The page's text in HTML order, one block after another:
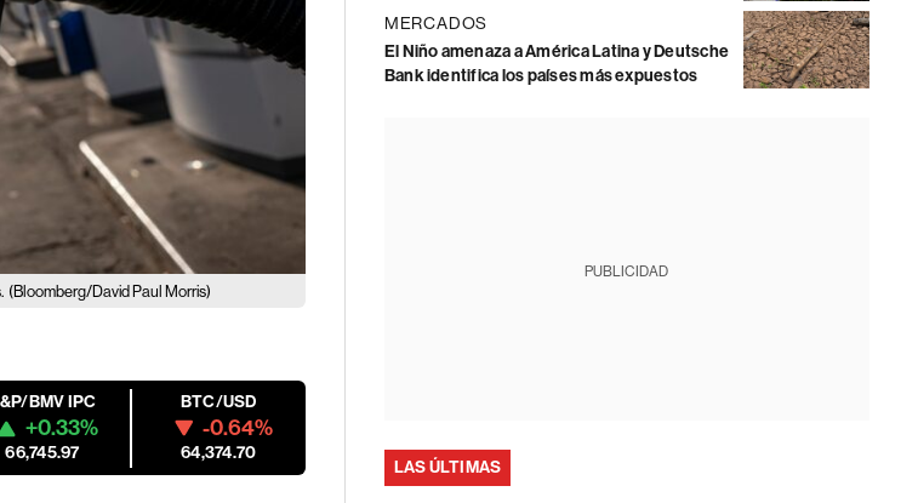
(Bloomberg/David Paul Morris)
BMV IPC
+0.33%
66,745.97
BTC/USD
-0.64%
64,374.70
MERCADOS
El Niño amenaza a América Latina y Deutsche
Bank identifica los países más expuestos
PUBLICIDAD
LAS ÚLTIMAS